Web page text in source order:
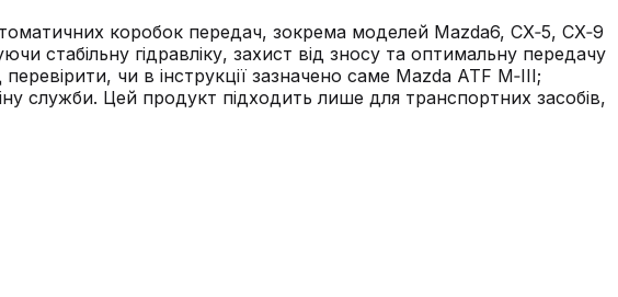
коробок передач, зокрема моделей Mazda6, CX‑5, CX‑9
стабільну гідравліку, захист від зносу та оптимальну передачу
чи в інструкції зазначено саме Mazda ATF M‑III;
служби. Цей продукт підходить лише для транспортних засобів,